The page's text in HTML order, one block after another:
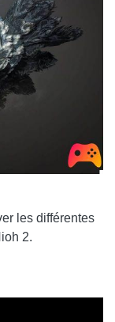
les différentes
2.